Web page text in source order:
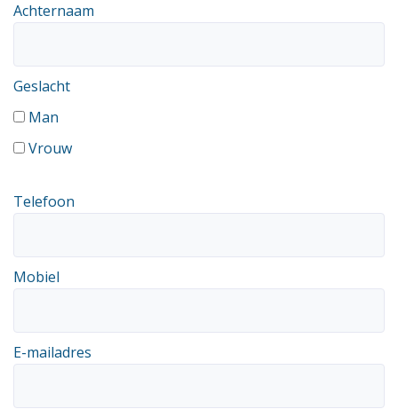
Achternaam
Geslacht
Man
Vrouw
Telefoon
Mobiel
E-mailadres